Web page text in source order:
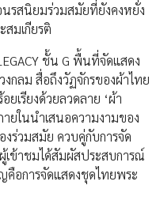
รสนิยมร่วมสมัยที่ยังคงหยั่ง
สมเกียรติ
ชั้น G พื้นที่จัดแสดง
กลม สื่อถึงวัฏจักรของผ้าไทย
ยเรียงด้วยลวดลาย ‘ผ้า
ยในนำเสนอความงามของ
ร่วมสมัย ควบคู่กับการจัด
เข้าชมได้สัมผัสประสบการณ์
คือการจัดแสดงชุดไทยพระ